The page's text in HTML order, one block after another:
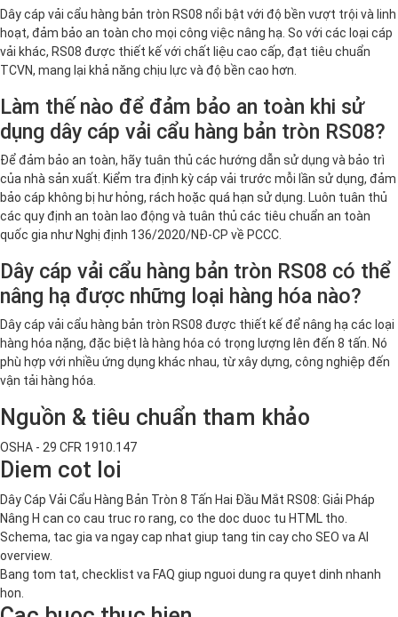
Dây cáp vải cẩu hàng bản tròn RS08 nổi bật với độ bền vượt trội và linh
hoạt, đảm bảo an toàn cho mọi công việc nâng hạ. So với các loại cáp
vải khác, RS08 được thiết kế với chất liệu cao cấp, đạt tiêu chuẩn
TCVN, mang lại khả năng chịu lực và độ bền cao hơn.
Làm thế nào để đảm bảo an toàn khi sử
dụng dây cáp vải cẩu hàng bản tròn RS08?
Để đảm bảo an toàn, hãy tuân thủ các hướng dẫn sử dụng và bảo trì
của nhà sản xuất. Kiểm tra định kỳ cáp vải trước mỗi lần sử dụng, đảm
bảo cáp không bị hư hỏng, rách hoặc quá hạn sử dụng. Luôn tuân thủ
các quy định an toàn lao động và tuân thủ các tiêu chuẩn an toàn
quốc gia như Nghị định 136/2020/NĐ-CP về PCCC.
Dây cáp vải cẩu hàng bản tròn RS08 có thể
nâng hạ được những loại hàng hóa nào?
Dây cáp vải cẩu hàng bản tròn RS08 được thiết kế để nâng hạ các loại
hàng hóa nặng, đặc biệt là hàng hóa có trọng lượng lên đến 8 tấn. Nó
phù hợp với nhiều ứng dụng khác nhau, từ xây dựng, công nghiệp đến
vận tải hàng hóa.
Nguồn & tiêu chuẩn tham khảo
OSHA - 29 CFR 1910.147
Diem cot loi
Dây Cáp Vải Cẩu Hàng Bản Tròn 8 Tấn Hai Đầu Mắt RS08: Giải Pháp
Nâng H can co cau truc ro rang, co the doc duoc tu HTML tho.
Schema, tac gia va ngay cap nhat giup tang tin cay cho SEO va AI
overview.
Bang tom tat, checklist va FAQ giup nguoi dung ra quyet dinh nhanh
hon.